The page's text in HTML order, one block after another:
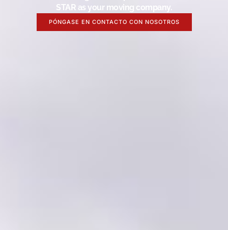
STAR as your moving company.
PÓNGASE EN CONTACTO CON NOSOTROS